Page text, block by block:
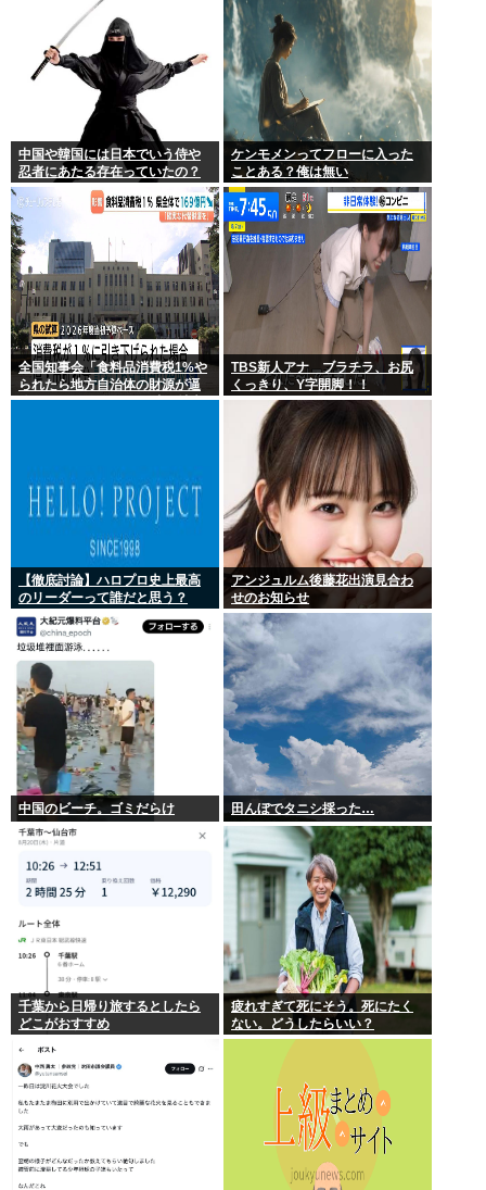
中国や韓国には日本でいう侍や
忍者にあたる存在っていたの？
ケンモメンってフローに入った
ことある？俺は無い
全国知事会「食料品消費税1%や
られたら地方自治体の財源が逼
迫してしまう 」…この流れ地方
TBS新人アナ ブラチラ、お尻
くっきり、Y字開脚！！
【徹底討論】ハロプロ史上最高
のリーダーって誰だと思う？
アンジュルム後藤花出演見合わ
せのお知らせ
中国のビーチ。ゴミだらけ 田んぼでタニシ採った…
千葉から日帰り旅するとしたら
どこがおすすめ
疲れすぎて死にそう。死にたく
ない。どうしたらいい？